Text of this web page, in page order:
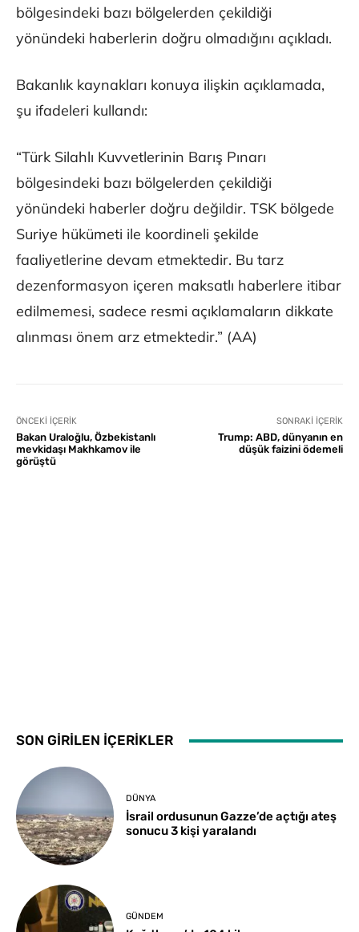
bölgesindeki bazı bölgelerden çekildiği
yönündeki haberlerin doğru olmadığını açıkladı.
Bakanlık kaynakları konuya ilişkin açıklamada,
şu ifadeleri kullandı:
“Türk Silahlı Kuvvetlerinin Barış Pınarı
bölgesindeki bazı bölgelerden çekildiği
yönündeki haberler doğru değildir. TSK bölgede
Suriye hükümeti ile koordineli şekilde
faaliyetlerine devam etmektedir. Bu tarz
dezenformasyon içeren maksatlı haberlere itibar
edilmemesi, sadece resmi açıklamaların dikkate
alınması önem arz etmektedir.” (AA)
ÖNCEKI İÇERIK
Bakan Uraloğlu, Özbekistanlı
mevkidaşı Makhkamov ile
görüştü
SONRAKI İÇERIK
Trump: ABD, dünyanın en
düşük faizini ödemeli
SON GİRİLEN İÇERİKLER
DÜNYA
İsrail ordusunun Gazze’de açtığı ateş
sonucu 3 kişi yaralandı
GÜNDEM